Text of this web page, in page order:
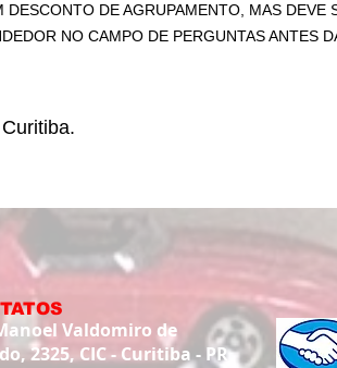
DESCONTO DE AGRUPAMENTO, MAS DEVE
NO CAMPO DE PERGUNTAS ANTES
Valdomiro de
2325, CIC - Curitiba - PR